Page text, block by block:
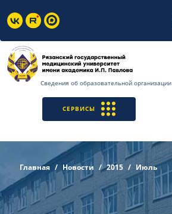
Сведения об образовательной организации
СЕРВИСЫ
Главная Новости 2015 Июль